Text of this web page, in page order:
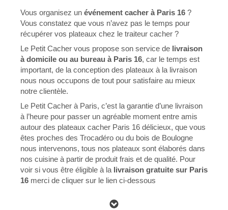
Vous organisez un événement cacher à Paris 16 ?
Vous constatez que vous n’avez pas le temps pour
récupérer vos plateaux chez le traiteur cacher ?
Le Petit Cacher vous propose son service de livraison
à domicile ou au bureau à Paris 16, car le temps est
important, de la conception des plateaux à la livraison
nous nous occupons de tout pour satisfaire au mieux
notre clientèle.
Le Petit Cacher à Paris, c’est la garantie d’une livraison
à l’heure pour passer un agréable moment entre amis
autour des plateaux cacher Paris 16 délicieux, que vous
êtes proches des Trocadéro ou du bois de Boulogne
nous intervenons, tous nos plateaux sont élaborés dans
nos cuisine à partir de produit frais et de qualité. Pour
voir si vous être éligible à la livraison gratuite sur Paris
16 merci de cliquer sur le lien ci-dessous